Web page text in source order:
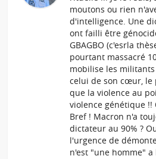
moutons ou rien
d'intelligence. Une
ont failli être
GBAGBO (c'esrla
pourtant massacré
mobilise les
celui de son cœur, le
que la violence au
violence génétique !!
Bref ! Macron n'a
dictateur au 90% ?
l'urgence de
n'est "une homme" a